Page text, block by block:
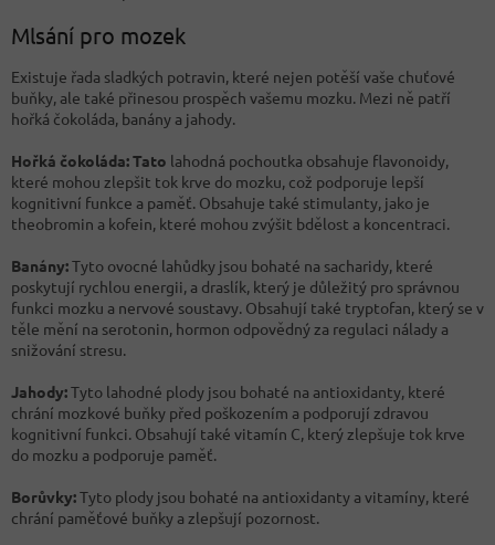
Mlsání pro mozek
Existuje řada sladkých potravin, které nejen potěší vaše chuťové
buňky, ale také přinesou prospěch vašemu mozku. Mezi ně patří
hořká čokoláda, banány a jahody.
Hořká čokoláda: Tato lahodná pochoutka obsahuje flavonoidy,
které mohou zlepšit tok krve do mozku, což podporuje lepší
kognitivní funkce a paměť. Obsahuje také stimulanty, jako je
theobromin a kofein, které mohou zvýšit bdělost a koncentraci.
Banány:Tyto ovocné lahůdky jsou bohaté na sacharidy, které
poskytují rychlou energii, a draslík, který je důležitý pro správnou
funkci mozku a nervové soustavy. Obsahují také tryptofan, který se v
těle mění na serotonin, hormon odpovědný za regulaci nálady a
snižování stresu.
Jahody:Tyto lahodné plody jsou bohaté na antioxidanty, které
chrání mozkové buňky před poškozením a podporují zdravou
kognitivní funkci. Obsahují také vitamín C, který zlepšuje tok krve
do mozku a podporuje paměť.
Borůvky:Tyto plody jsou bohaté na antioxidanty a vitamíny, které
chrání paměťové buňky a zlepšují pozornost.